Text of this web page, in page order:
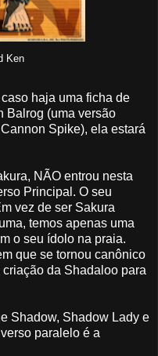
Ken
haja uma ficha de
Balrog (uma versão
Spike), ela estará
NÃO entrou nesta
Principal. O seu
vez de ser Sakura
temos apenas uma
o seu ídolo na praia.
que se tornou canônico
da Shadaloo para
Shadow, Shadow Lady e
paralelo é a